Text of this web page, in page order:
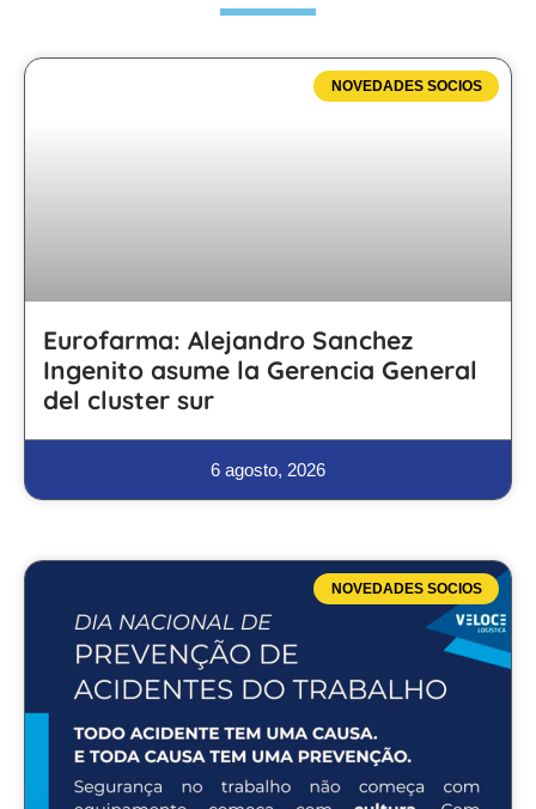
NOVEDADES SOCIOS
Eurofarma: Alejandro Sanchez
Ingenito asume la Gerencia General
del cluster sur
6 agosto, 2026
NOVEDADES SOCIOS